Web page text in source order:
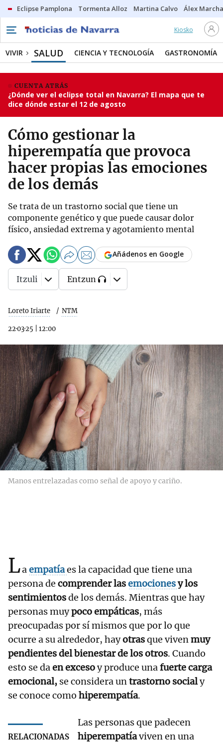
Eclipse Pamplona Tormenta Alloz Martina Calvo Álex
Kiosko
VIVIR SALUD CIENCIA Y TECNOLOGÍA GASTRONOMÍA
CUENTA ATRÁS
¿Dónde ver el eclipse total en Navarra? El mapa que te
dice dónde estar el 12 de agosto
Cómo gestionar la
hiperempatía que provoca
hacer propias las emociones
de los demás
Se trata de un trastorno social que tiene un
componente genético y que puede causar dolor
físico, ansiedad extrema y agotamiento mental
Loreto Iriarte NTM
22·03·25 12:00
Añádenos en Google
Itzuli Entzun
Manos entrelazadas como señal de apoyo y cariño.
Laempatíaes la capacidad que tiene una
persona de comprender lasemocionesy los
sentimientosde los demás. Mientras que hay
personas muypoco empáticas, más
preocupadas por sí mismos que por lo que
ocurre a su alrededor, hayotrasque vivenmuy
pendientes del bienestar de los otros. Cuando
esto se daen excesoy produce unafuerte carga
emocional, se considera untrastorno socialy
se conoce como hiperempatía.
RELACIONADAS
Las personas que padecen
hiperempatíaviven en una